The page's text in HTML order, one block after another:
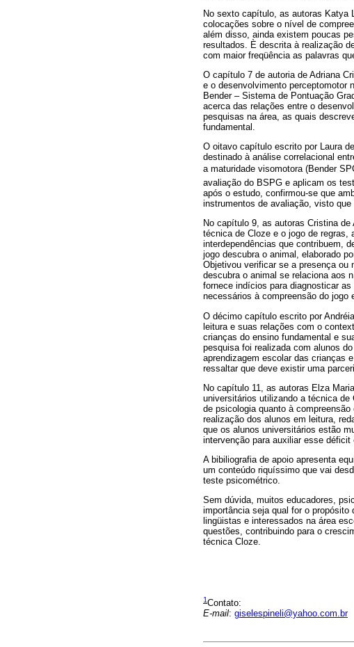
No sexto capítulo, as autoras Katya
colocações sobre o nível de
além disso, ainda existem poucas
resultados. È descrita à realização
com maior freqüência as palavras
O capítulo 7 de autoria de Adriana
e o desenvolvimento perceptomotor
Bender – Sistema de Pontuação
acerca das relações entre o
pesquisas na área, as quais
fundamental.
O oitavo capítulo escrito por Laura
destinado à análise correlacional
a maturidade visomotora (Bender
avaliação do BSPG e aplicam os
após o estudo, confirmou-se que
instrumentos de avaliação, visto
No capítulo 9, as autoras Cristina
técnica de Cloze e o jogo de regras,
interdependências que contribuem,
jogo descubra o animal, elaborado
Objetivou verificar se a presença ou
descubra o animal se relaciona aos
fornece indícios para diagnosticar
necessários à compreensão do jogo
O décimo capítulo escrito por
leitura e suas relações com o
crianças do ensino fundamental e
pesquisa foi realizada com alunos
aprendizagem escolar das crianças
ressaltar que deve existir uma
No capítulo 11, as autoras Elza
universitários utilizando a técnica
de psicologia quanto à
realização dos alunos em leitura,
que os alunos universitários estão
intervenção para auxiliar esse déficit
A bibiliografia de apoio apresenta
um conteúdo riquíssimo que vai
teste psicométrico.
Sem dúvida, muitos educadores,
importância seja qual for o
lingüistas e interessados na área
questões, contribuindo para o
técnica Cloze.
1Contato:
E-mail: giselespineli@yahoo.com.br